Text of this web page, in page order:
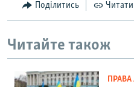
Поділитись
Читайте також